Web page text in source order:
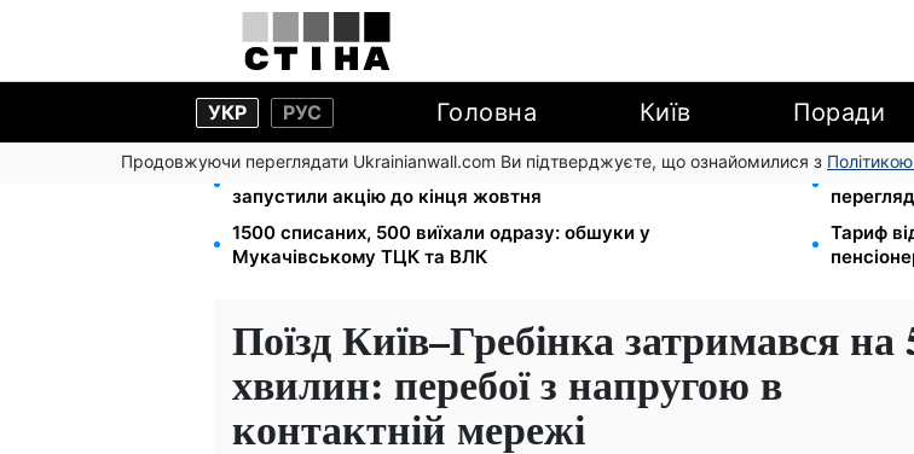
УКР РУС Головна Київ Поради
Продовжуючи переглядати Ukrainianwall.com Ви підтверджуєте, що ознайомилися з
Кешбек до 40% на Netflix та YouTube: Ощадбанк і Mastercard
запустили акцію до кінця жовтня
1500 списаних, 500 виїхали одразу: обшуки у
Мукачівському ТЦК та ВЛК
Тариф
Поїзд Київ–Гребінка затримався на
хвилин: перебої з напругою в
контактній мережі